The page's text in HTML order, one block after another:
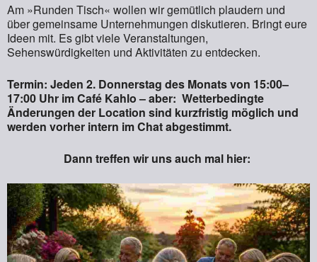
Am »Runden Tisch« wollen wir gemütlich plaudern und
über gemeinsame Unternehmungen diskutieren. Bringt eure
Ideen mit. Es gibt viele Veranstaltungen,
Sehenswürdigkeiten und Aktivitäten zu entdecken.
Termin: Jeden 2. Donnerstag des Monats von 15:00–
17:00 Uhr im Café Kahlo – aber: Wetterbedingte
Änderungen der Location sind kurzfristig möglich und
werden vorher intern im Chat abgestimmt.
Dann treffen wir uns auch mal hier: